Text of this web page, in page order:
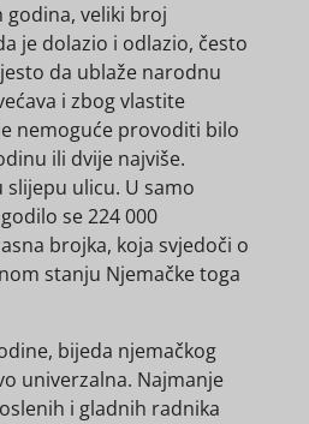
veliki broj
je dolazio i odlazio, često
da ublaže narodnu
i zbog vlastite
nemoguće provoditi bilo
ili dvije najviše.
slijepu ulicu. U samo
se 224 000
brojka, koja svjedoči o
stanju Njemačke toga
bijeda njemačkog
univerzalna. Najmanje
i gladnih radnika